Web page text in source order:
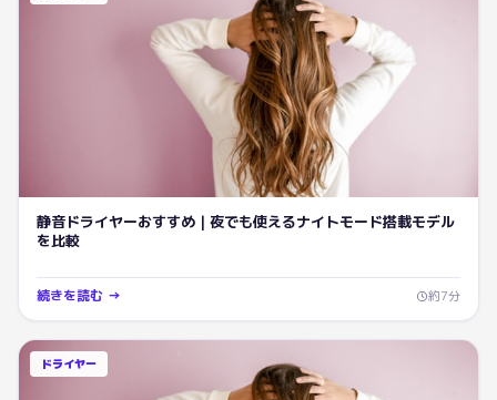
静音ドライヤーおすすめ｜夜でも使えるナイトモード搭載モデル
を比較
続きを読む → 約7分
ドライヤー